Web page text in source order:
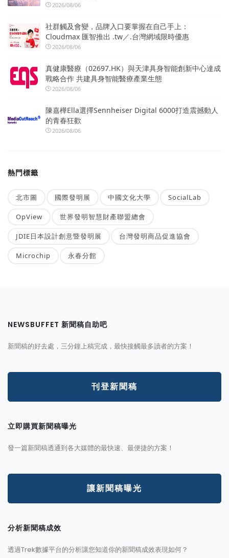
2026/08/06
社群觸及會變，品牌入口要掌握在自己手上：
Cloudmax 匯智推出 .tw／.台灣網域限時優惠
2026/08/06
真健康醫療（02697.HK）與天津具身智能創新中心達成
戰略合作 共建具身智能醫療產業生態
2026/08/06
陳嘉樺Ella選擇Sennheiser Digital 6000打造震撼動人
的青春狂歡
2026/08/06
熱門標籤
北市圖 國際發明展 中國文化大學 SocialLab
OpView 世界發明智慧財產聯盟總會
JDIE日本設計創意暨發明展 台灣發明商品促進協會
Microchip 永春分館
NEWSBUFFET 新聞稿自助吧
新聞稿的好去處，三分鐘上稿完成，最快接觸最多讀者的方案！
刊登新聞稿
立即購買新聞稿曝光
發一篇新聞稿透通到各大媒體的最快速、最便捷的方案！
讓新聞稿曝光
分析新聞稿成效
透過Trek數據平台的分析讓您知道你的新聞稿成效表現如何？